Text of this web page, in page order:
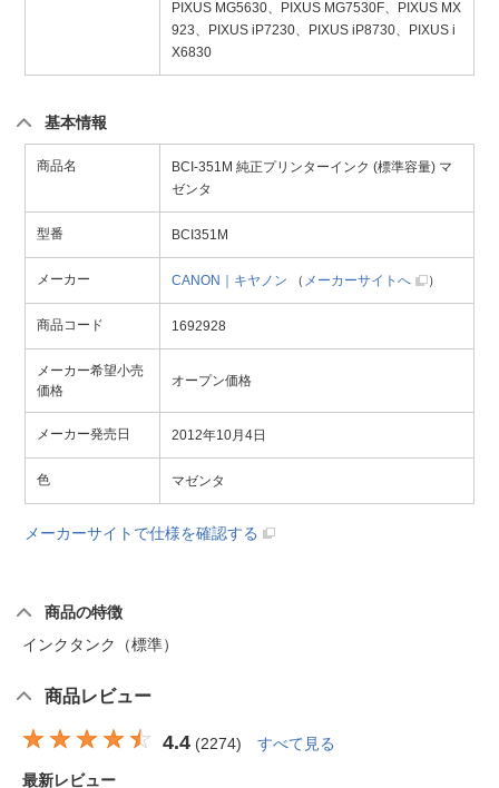
PIXUS MG5630、PIXUS MG7530F、PIXUS MX
923、PIXUS iP7230、PIXUS iP8730、PIXUS i
X6830
基本情報
商品名
BCI-351M 純正プリンターインク (標準容量) マ
ゼンタ
型番 BCI351M
メーカー CANON｜キヤノン （ メーカーサイトへ ）
商品コード 1692928
メーカー希望小売
価格
オープン価格
メーカー発売日 2012年10月4日
色 マゼンタ
メーカーサイトで仕様を確認する
商品の特徴
インクタンク（標準）
商品レビュー
4.4 (2274) すべて見る
最新レビュー